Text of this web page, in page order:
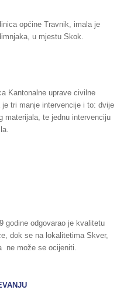
općine Travnik, imala je
u mjestu Skok.
Kantonalne uprave civilne
tri manje intervencije i to: dvije
materijala, te jednu intervenciju
godine odgovarao je kvalitetu
dok se na lokalitetima Skver,
ne može se ocijeniti.